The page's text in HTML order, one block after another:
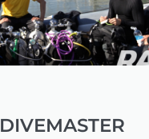
DIVEMASTER